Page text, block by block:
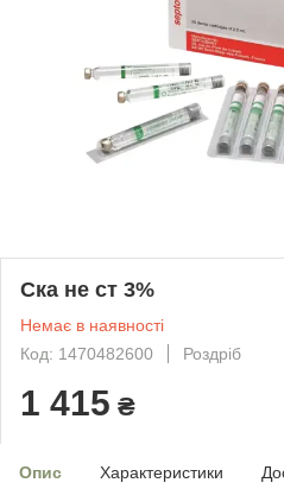
Ска не ст 3%
Немає в наявності
Код: 1470482600
Роздріб
1 415 ₴
Опис Характеристики